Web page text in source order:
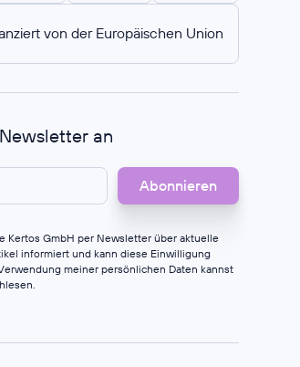
von der Europäischen Union
an
Kertos GmbH per Newsletter über aktuelle
informiert und kann diese Einwilligung
meiner persönlichen Daten kannst